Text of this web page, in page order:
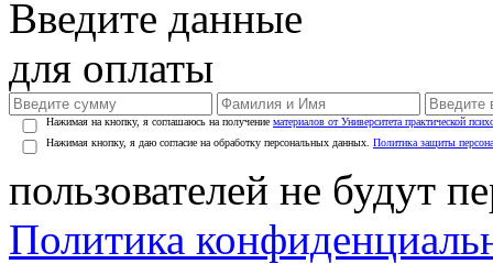
Введите данные
для оплаты
Нажимая на кнопку, я соглашаюсь на получение материалов от Университета практической
Нажимая кнопку, я даю согласие на обработку персональных данных. Политика защиты
пользователей не будут
Политика